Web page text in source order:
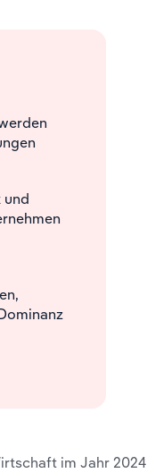
und
im Jahr 2024